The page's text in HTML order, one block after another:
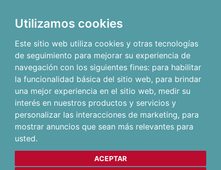
Utilizamos cookies
Este sitio web utiliza cookies y otras tecnologías
de seguimiento para mejorar su experiencia de
navegación con los siguientes fines: para habilitar
la funcionalidad básica del sitio web, para brindar
una mejor experiencia en el sitio web, medir su
interés en nuestros productos y servicios y
personalizar las interacciones de marketing, para
mostrar anuncios que sean más relevantes para
usted.
ACEPTAR